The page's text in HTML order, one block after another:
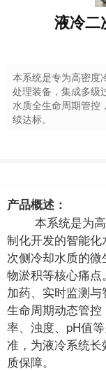
液冷二
本系统是专为高密度
处理装备，集成多级
水质全生命周期管控
续达标。
产品概述：
本系统是为高
制化开发的智能
次侧冷却水质的
物淤积等核心痛
加药、实时监测
生命周期动态管
率、浊度、pH值
准，为液冷系统
质保障。